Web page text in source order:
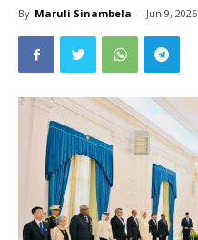
By Maruli Sinambela - Jun 9, 2026